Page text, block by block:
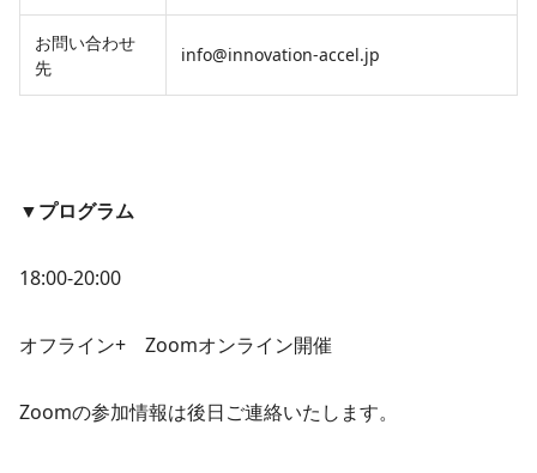
お問い合わせ
先
info@innovation-accel.jp
▼プログラム
18:00-20:00
オフライン+ Zoomオンライン開催
Zoomの参加情報は後日ご連絡いたします。